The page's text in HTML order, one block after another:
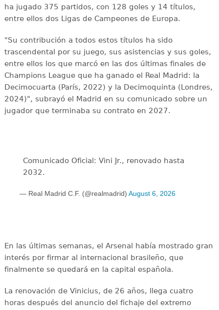
ha jugado 375 partidos, con 128 goles y 14 títulos,
entre ellos dos Ligas de Campeones de Europa.
"Su contribución a todos estos títulos ha sido
trascendental por su juego, sus asistencias y sus goles,
entre ellos los que marcó en las dos últimas finales de
Champions League que ha ganado el Real Madrid: la
Decimocuarta (París, 2022) y la Decimoquinta (Londres,
2024)", subrayó el Madrid en su comunicado sobre un
jugador que terminaba su contrato en 2027.
Comunicado Oficial: Vini Jr., renovado hasta
2032.
— Real Madrid C.F. (@realmadrid) August 6, 2026
En las últimas semanas, el Arsenal había mostrado gran
interés por firmar al internacional brasileño, que
finalmente se quedará en la capital española.
La renovación de Vinicius, de 26 años, llega cuatro
horas después del anuncio del fichaje del extremo